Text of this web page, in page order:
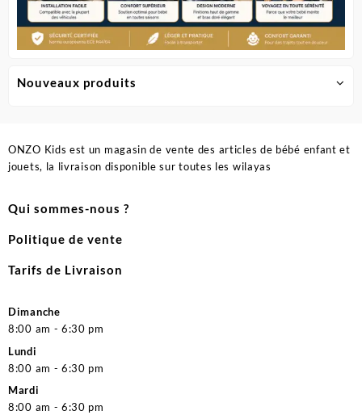
Nouveaux produits
ONZO Kids est un magasin de vente des articles de bébé enfant et
jouets, la livraison disponible sur toutes les wilayas
Qui sommes-nous ?
Politique de vente
Tarifs de Livraison
Dimanche
8:00 am - 6:30 pm
Lundi
8:00 am - 6:30 pm
Mardi
8:00 am - 6:30 pm